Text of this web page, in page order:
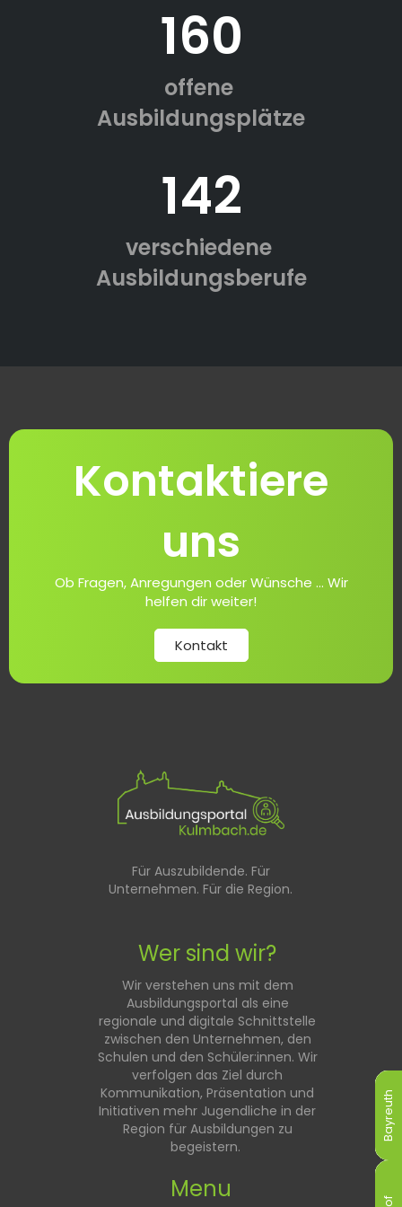
Bayreuth
Bayreuth
Bayreuth
Bayreuth
Bayreuth
Bayreuth
160
offene
Ausbildungsplätze
142
verschiedene
Ausbildungsberufe
Kontaktiere
uns
Ob Fragen, Anregungen oder Wünsche ... Wir
helfen dir weiter!
Kontakt
Für Auszubildende. Für
Unternehmen. Für die Region.
Wer sind wir?
Wir verstehen uns mit dem
Ausbildungsportal als eine
regionale und digitale Schnittstelle
zwischen den Unternehmen, den
Schulen und den Schüler:innen. Wir
verfolgen das Ziel durch
Kommunikation, Präsentation und
Initiativen mehr Jugendliche in der
Region für Ausbildungen zu
begeistern.
Menu